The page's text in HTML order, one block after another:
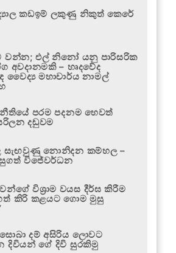
කඩඉම් ලකුණු නිකුත් කෙරේ
වන්න; එල් නිනෝ යනු පාරිසරික
අවදානමකි – හෘදවේද
වෛද්‍ය මහාචාර්ය නාමල්
නීතියේ පරම පදනම හෙවත්
දඬුවම
සැඟවුණු නොනිදන කම්හල –
විජේවර්ධන
විශ්‍රාම වයස දීර්ඝ කිරීම
කිරි කළයට ගොම මුසු
දම් අසිරිය ලොවට
දිවියන් ගේ දිවි සුරකිමු